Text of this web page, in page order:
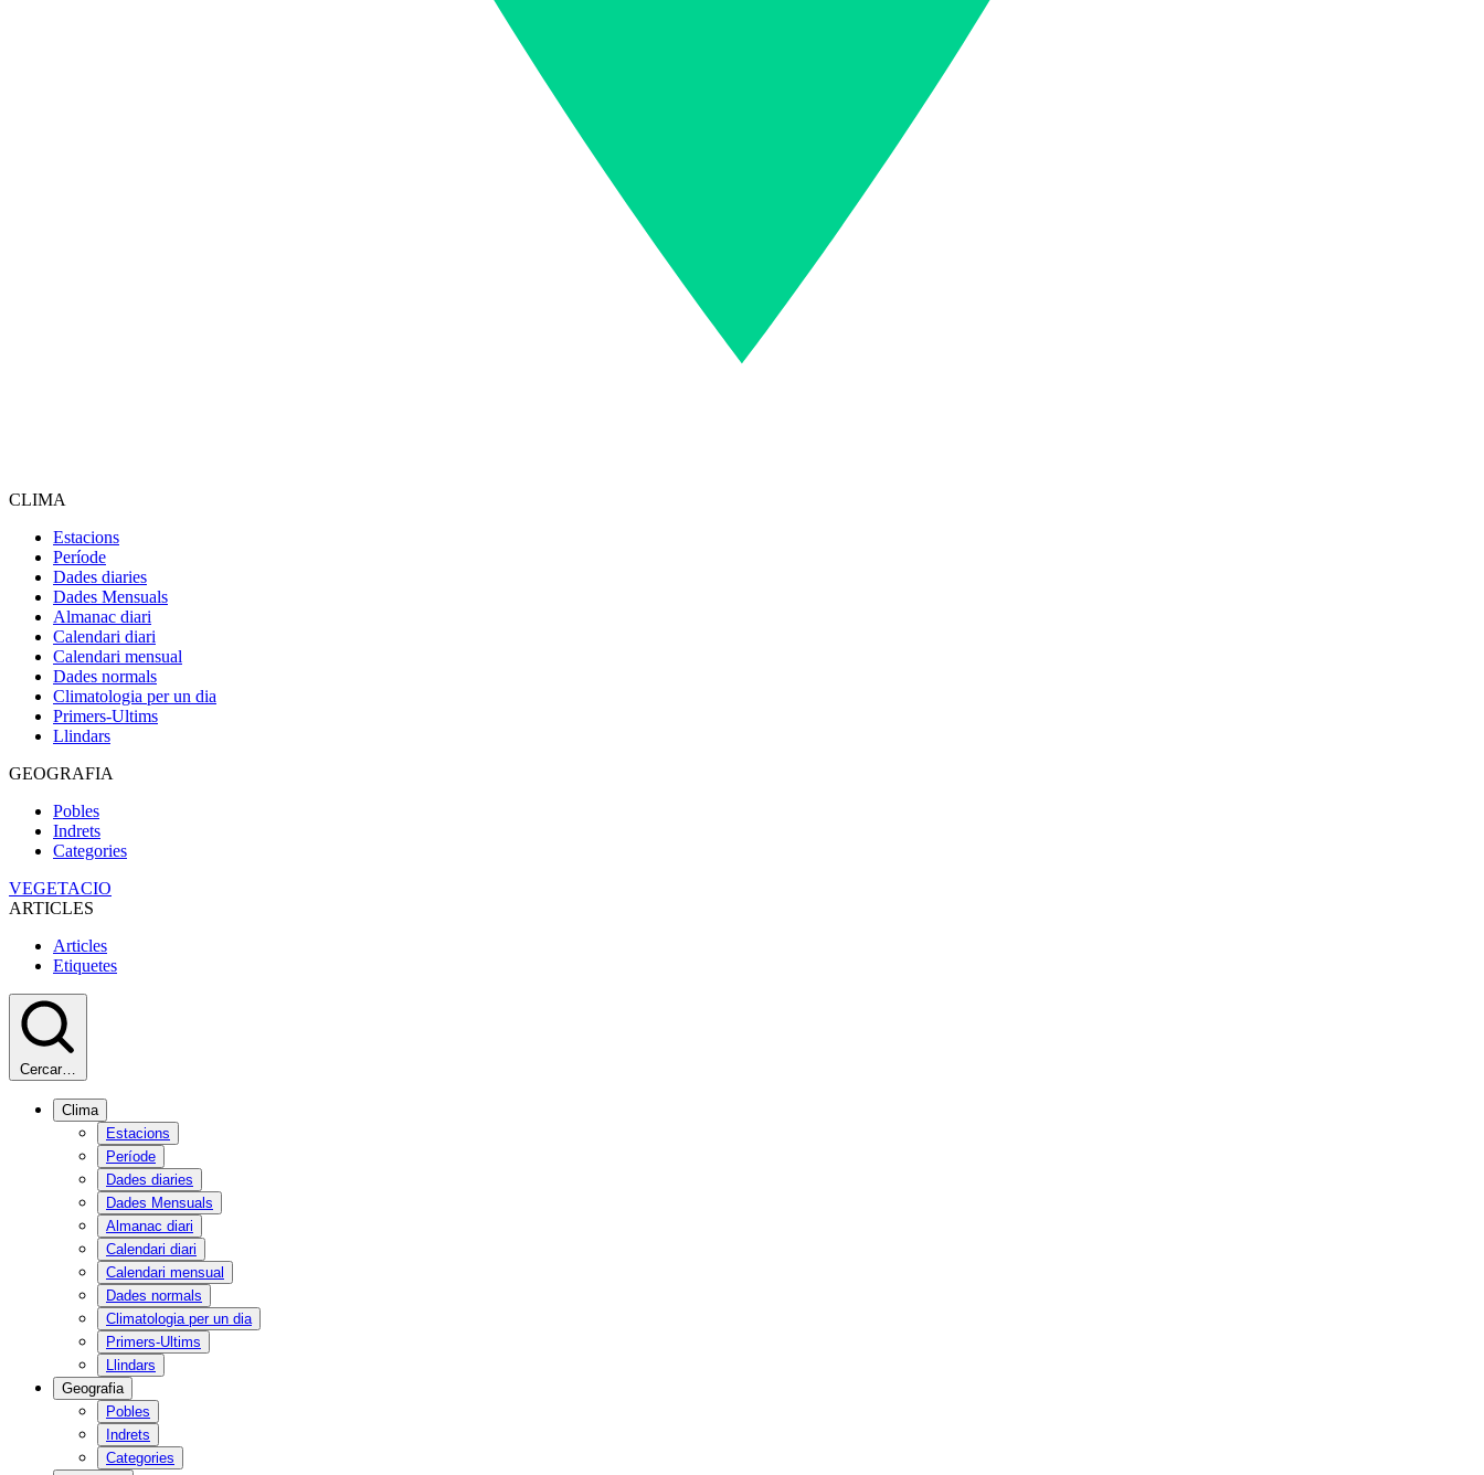
CLIMA
Estacions
Període
Dades diaries
Dades Mensuals
Almanac diari
Calendari diari
Calendari mensual
Dades normals
Climatologia per un dia
Primers-Ultims
Llindars
GEOGRAFIA
Pobles
Indrets
Categories
VEGETACIO
ARTICLES
Articles
Etiquetes
Cercar…
Clima
Estacions
Període
Dades diaries
Dades Mensuals
Almanac diari
Calendari diari
Calendari mensual
Dades normals
Climatologia per un dia
Primers-Ultims
Llindars
Geografia
Pobles
Indrets
Categories